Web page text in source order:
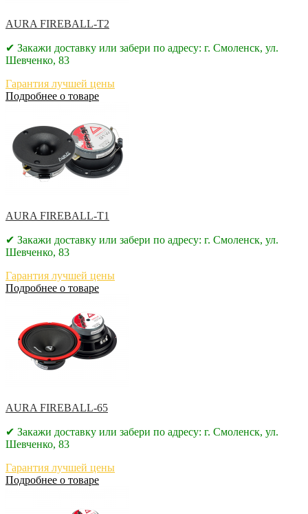
AURA FIREBALL-T2
✔ Закажи доставку или забери по адресу: г. Смоленск, ул.
Шевченко, 83
Гарантия лучшей цены
Подробнее о товаре
AURA FIREBALL-T1
✔ Закажи доставку или забери по адресу: г. Смоленск, ул.
Шевченко, 83
Гарантия лучшей цены
Подробнее о товаре
AURA FIREBALL-65
✔ Закажи доставку или забери по адресу: г. Смоленск, ул.
Шевченко, 83
Гарантия лучшей цены
Подробнее о товаре